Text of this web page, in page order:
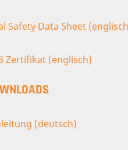
Safety Data Sheet
Zertifikat (englisch)
(deutsch)